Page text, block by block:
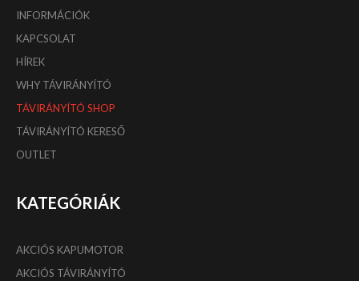
INFORMÁCIÓK
KAPCSOLAT
HÍREK
WHY TÁVIRÁNYÍTÓ
TÁVIRÁNYÍTÓ SHOP
TÁVIRÁNYÍTÓ KERESŐ
OUTLET
KATEGÓRIÁK
AKCIÓS KAPUMOTOR
AKCIÓS TÁVIRÁNYÍTÓ